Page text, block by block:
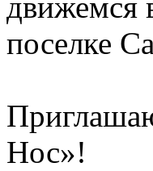
движемся
поселке
Нос»!